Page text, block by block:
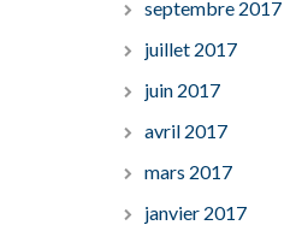
septembre 2017
juillet 2017
juin 2017
avril 2017
mars 2017
janvier 2017